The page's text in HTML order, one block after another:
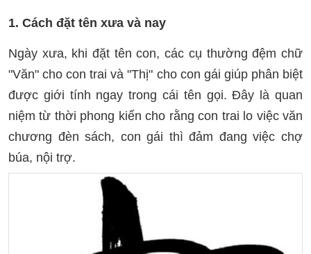
1. Cách đặt tên xưa và nay
Ngày xưa, khi đặt tên con, các cụ thường đệm chữ
"Văn" cho con trai và "Thị" cho con gái giúp phân biệt
được giới tính ngay trong cái tên gọi. Đây là quan
niệm từ thời phong kiến cho rằng con trai lo việc văn
chương đèn sách, con gái thì đảm đang việc chợ
búa, nội trợ.